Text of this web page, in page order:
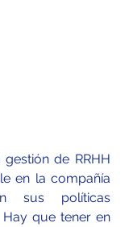
de RRHH
en la compañía
sus políticas
que tener en